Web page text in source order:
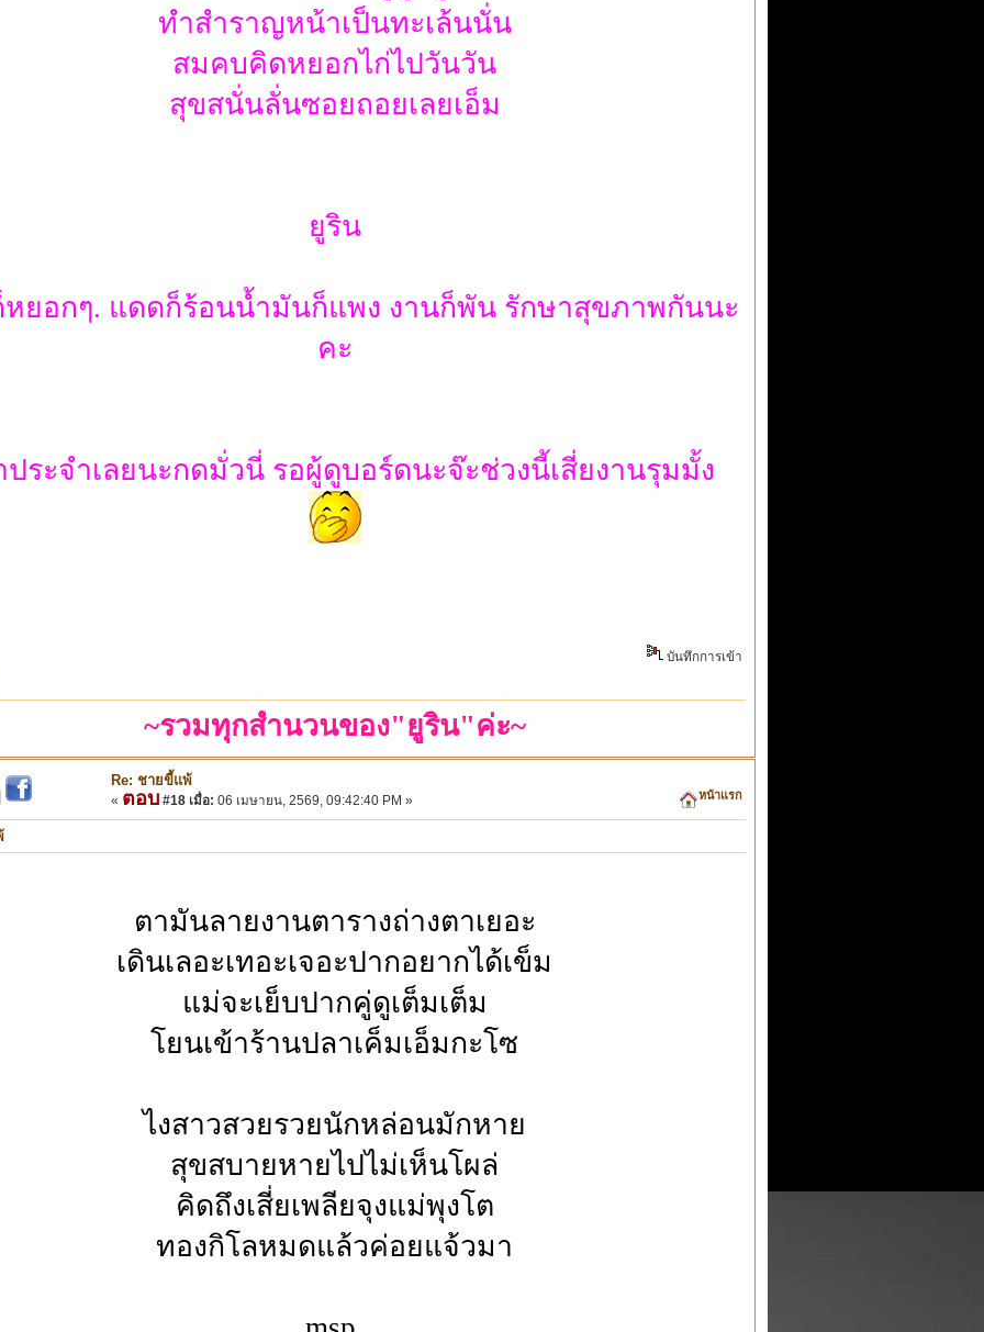
ทำสำราญหน้าเป็นทะเล้นนั่น
สมคบคิดหยอกไก่ไปวันวัน
สุขสนั่นลั่นซอยถอยเลยเอ็ม
ยูริน
ยอกๆ. แดดก็ร้อนน้ำมันก็แพง งานก็พัน รักษาสุขภาพกันนะ
คะ
ประจำเลยนะกดมั่วนี่ รอผู้ดูบอร์ดนะจ๊ะช่วงนี้เสี่ยงานรุมมั้ง
บันทึกการเข้า
~รวมทุกสำนวนของ"ยูริน"ค่ะ~
Re: ชายขี้แพ้
« ตอบ #18 เมื่อ: 06 เมษายน, 2569, 09:42:40 PM » หน้าแรก
ตามันลายงานตารางถ่างตาเยอะ
เดินเลอะเทอะเจอะปากอยากได้เข็ม
แม่จะเย็บปากคู่ดูเต็มเต็ม
โยนเข้าร้านปลาเค็มเอ็มกะโซ
ไงสาวสวยรวยนักหล่อนมักหาย
สุขสบายหายไปไม่เห็นโผล่
คิดถึงเสี่ยเพลียจุงแม่พุงโต
ทองกิโลหมดแล้วค่อยแจ้วมา